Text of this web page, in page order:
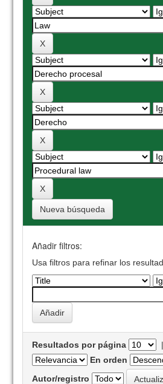
Nueva búsqueda
Añadir filtros:
Usa filtros para refinar los
Resultados por página
En orden
Autor/registro